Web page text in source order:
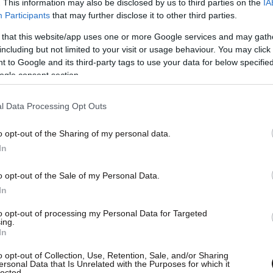
This information may also be disclosed by us to third parties on the
Participants that may further disclose it to other third parties.
that this website/app uses one or more Google services and may
but not limited to your visit or usage behaviour. You may
to Google and its third-party tags to use your data for below
consent section.
Data Processing Opt Outs
opt-out of the Sharing of my personal data.
opt-out of the Sale of my Personal Data.
opt-out of processing my Personal Data for Targeted
opt-out of Collection, Use, Retention, Sale, and/or Sharing
Data that Is Unrelated with the Purposes for which it
η Πειραιώς με 14,42 εκατ. ευρώ
μετοχές, 16 πτωτικά και 10
μετοχές: Minerva +12,28% και Λανακάμ(κ)
μετοχές: Autohellas -4,28% και ιατρικό
έκλεισαν ως εξής: